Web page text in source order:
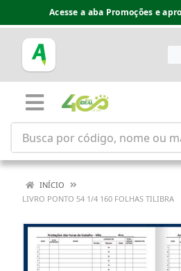
Acesse a aba Promoções e
INÍCIO
LIVRO PONTO 54 1/4 160 FOLHAS TILIBRA